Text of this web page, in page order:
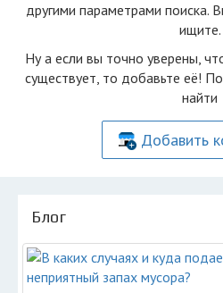
другими параметрами поиска.
ищите.
Ну а если вы точно уверены,
существует, то добавьте её!
найти
Добавить
Блог